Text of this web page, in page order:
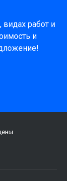
работ и
и